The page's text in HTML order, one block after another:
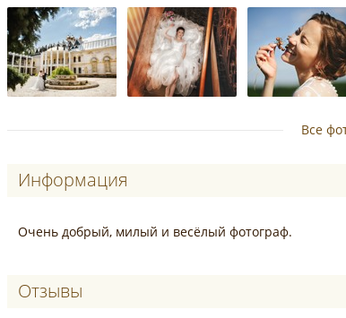
Информация
Очень добрый, милый и весёлый фотограф.
Все
Отзывы о Панина Катя